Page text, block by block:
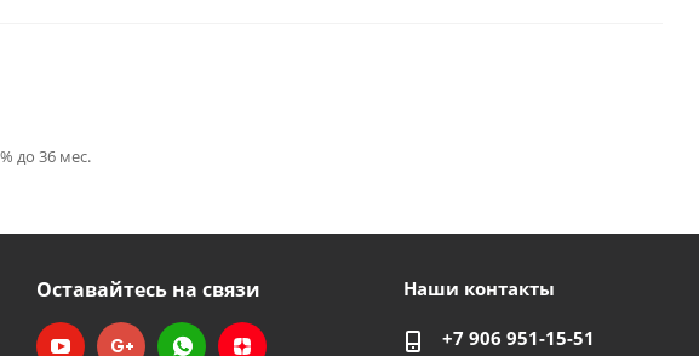
до 36 мес.
Оставайтесь на связи Наши контакты
+7 906 951-15-51